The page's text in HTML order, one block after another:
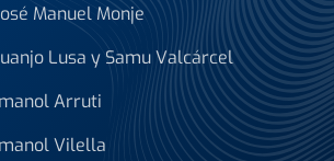
Manuel Monje
Lusa y Samu Valcárcel
Arruti
Vilella